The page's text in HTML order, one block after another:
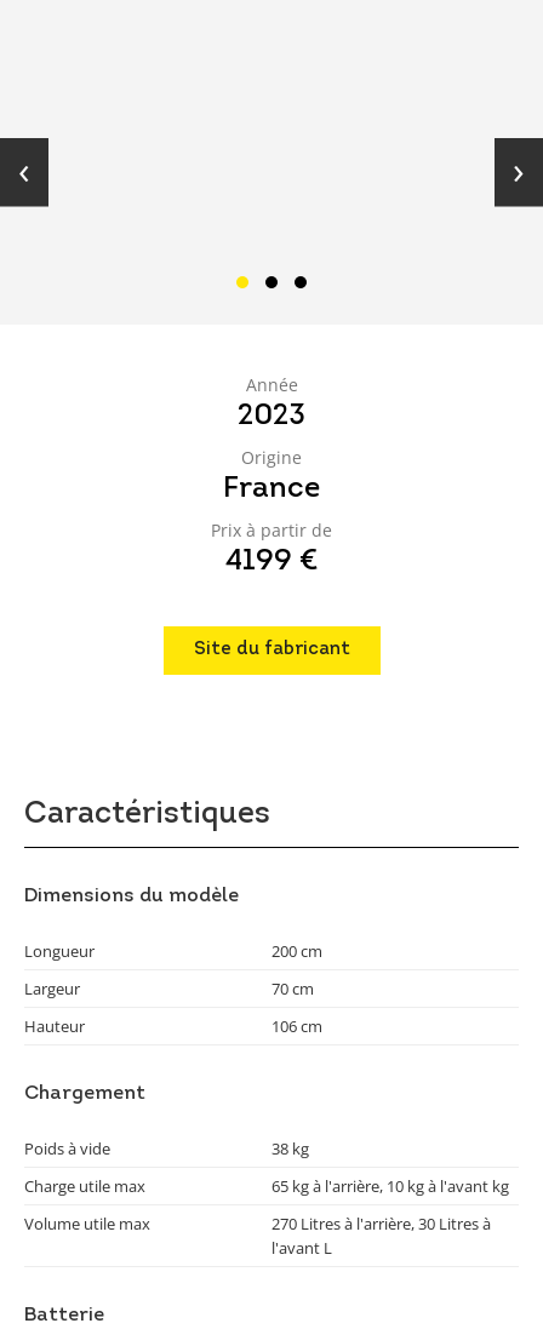
‹ ›
Année
2023
Origine
France
Prix à partir de
4199 €
Site du fabricant
Caractéristiques
Dimensions du modèle
Longueur
200 cm
Largeur
70 cm
Hauteur
106 cm
Chargement
Poids à vide
38 kg
Charge utile max
65 kg à l'arrière, 10 kg à l'avant kg
Volume utile max
270 Litres à l'arrière, 30 Litres à
l'avant L
Batterie